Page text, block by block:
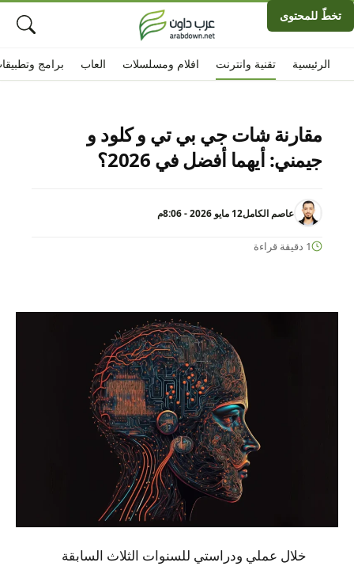
تخطّ للمحتوى
الرئيسية افلام ومسلسلات تقنية وانترنت العاب برامج
مقارنة شات جي بي تي و كلود و
جيمني: أيهما أفضل في 2026؟
عاصم الكامل12 مايو 2026 - 8:06م
1 دقيقة قراءة
خلال عملي ودراستي للسنوات الثلاث السابقة